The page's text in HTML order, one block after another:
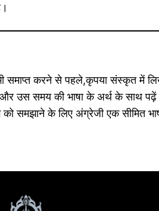
समाप्त करने से पहले,कृपया संस्कृत में
और उस समय की भाषा के अर्थ के साथ
समझाने के लिए अंग्रेजी एक सीमित